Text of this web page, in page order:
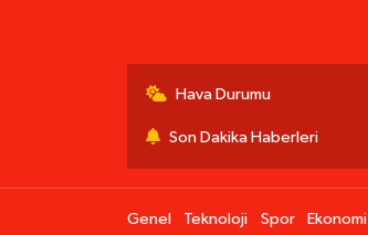
Hava Durumu
Son Dakika Haberleri
Genel Teknoloji Spor Ekonomi